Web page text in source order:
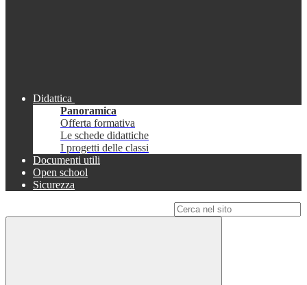
Didattica
Panoramica
Offerta formativa
Le schede didattiche
I progetti delle classi
Documenti utili
Open school
Sicurezza